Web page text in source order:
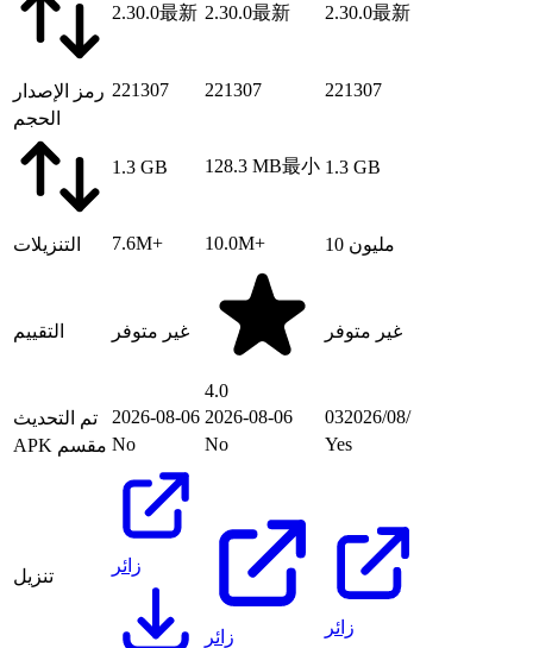
2.30.0最新 2.30.0最新 2.30.0最新
رمز الإصدار 221307 221307
221307
الحجم
1.3 GB 128.3 MB最小 1.3 GB
التنزيلات 7.6M+ 10.0M+ 10 مليون
التقييم غير متوفر
4.0
غير متوفر
تم التحديث 2026-08-06 2026-08-06
03‏/08‏/2026
APK مقسم No No Yes
تنزيل
زائر
زائر زائر